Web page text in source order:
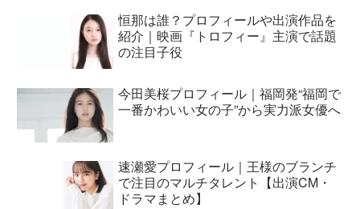
恒那は誰？プロフィールや出演作品を
紹介｜映画『トロフィー』主演で話題
の注目子役
今田美桜プロフィール｜福岡発“福岡で
一番かわいい女の子”から実力派女優へ
速瀬愛プロフィール｜王様のブランチ
で注目のマルチタレント【出演CM・
ドラマまとめ】